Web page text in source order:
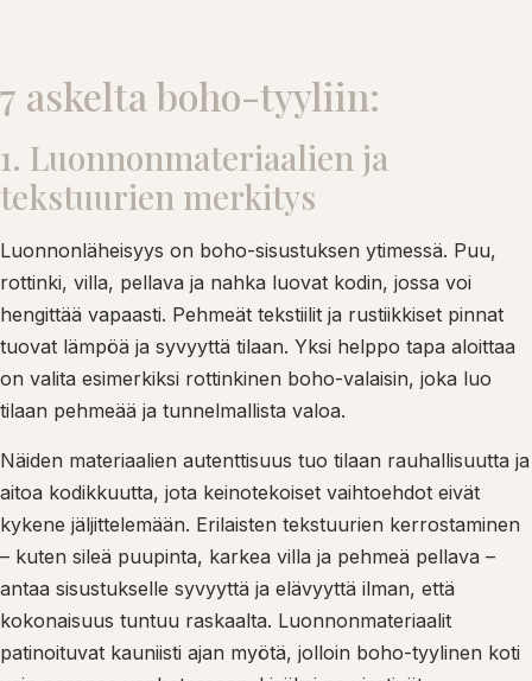
7 askelta boho-tyyliin:
1. Luonnonmateriaalien ja
tekstuurien merkitys
Luonnonläheisyys on boho-sisustuksen ytimessä. Puu,
rottinki, villa, pellava ja nahka luovat kodin, jossa voi
hengittää vapaasti. Pehmeät tekstiilit ja rustiikkiset pinnat
tuovat lämpöä ja syvyyttä tilaan. Yksi helppo tapa aloittaa
on valita esimerkiksi rottinkinen boho-valaisin, joka luo
tilaan pehmeää ja tunnelmallista valoa.
Näiden materiaalien autenttisuus tuo tilaan rauhallisuutta ja
aitoa kodikkuutta, jota keinotekoiset vaihtoehdot eivät
kykene jäljittelemään. Erilaisten tekstuurien kerrostaminen
– kuten sileä puupinta, karkea villa ja pehmeä pellava –
antaa sisustukselle syvyyttä ja elävyyttä ilman, että
kokonaisuus tuntuu raskaalta. Luonnonmateriaalit
patinoituvat kauniisti ajan myötä, jolloin boho-tyylinen koti